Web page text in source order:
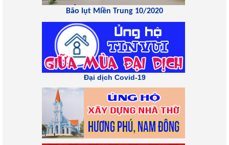
Bão lụt Miền Trung 10/2020
Đại dịch Covid-19